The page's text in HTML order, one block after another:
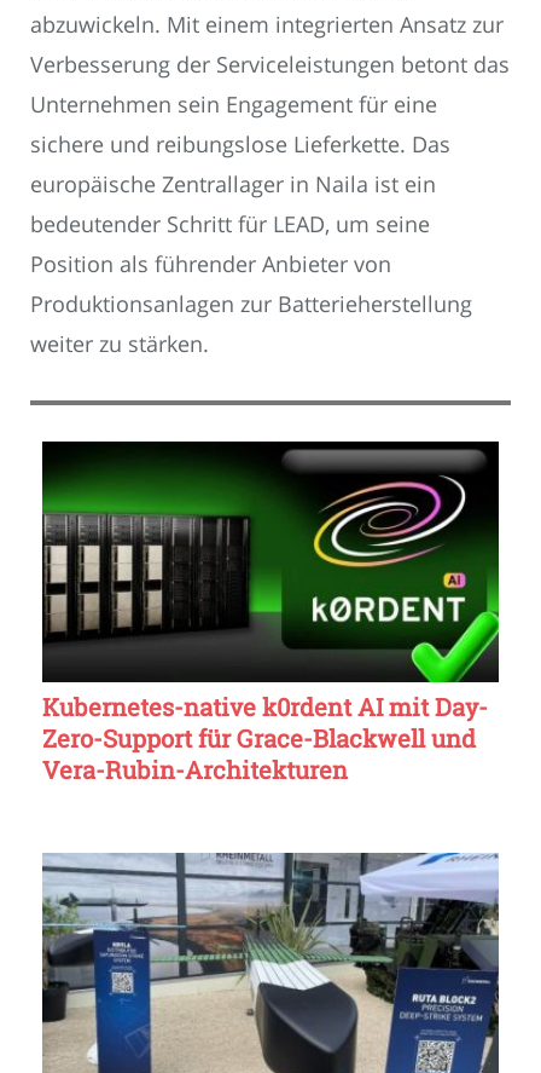
abzuwickeln. Mit einem integrierten Ansatz zur
Verbesserung der Serviceleistungen betont das
Unternehmen sein Engagement für eine
sichere und reibungslose Lieferkette. Das
europäische Zentrallager in Naila ist ein
bedeutender Schritt für LEAD, um seine
Position als führender Anbieter von
Produktionsanlagen zur Batterieherstellung
weiter zu stärken.
Kubernetes-native k0rdent AI mit Day-
Zero-Support für Grace-Blackwell und
Vera-Rubin-Architekturen